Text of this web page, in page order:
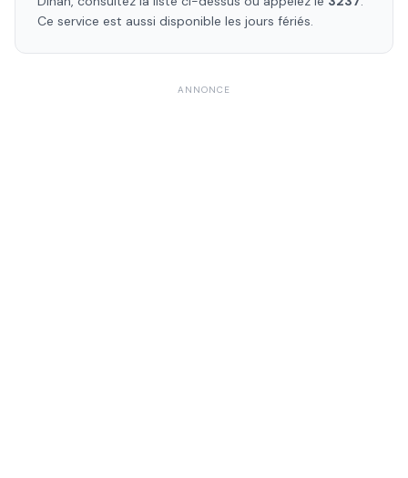
Ce service est aussi disponible les jours fériés.
ANNONCE